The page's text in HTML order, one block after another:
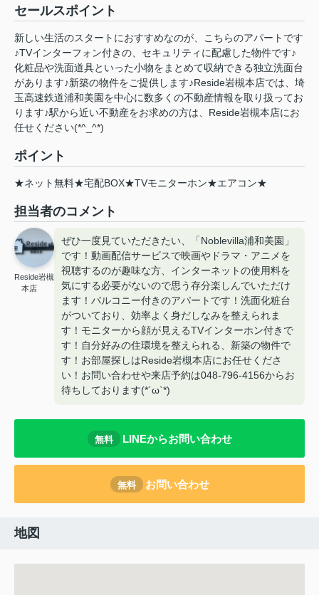
セールスポイント
新しい生活のスタートにおすすめなのが、こちらのアパートです
♪TVインターフォン付きの、セキュリティに配慮した物件です♪
化粧品や洗面道具といった小物をまとめて収納できる独立洗面台
があります♪新築の物件をご提供します♪Reside岩槻本店では、埼
玉高速鉄道浦和美園を中心に数多くの不動産情報を取り扱ってお
ります♪駅から近い不動産をお求めの方は、Reside岩槻本店にお
任せください(*^_^*)
ポイント
★ネット無料★宅配BOX★TVモニターホン★エアコン★
担当者のコメント
Reside岩槻
本店
ぜひ一度見ていただきたい、「Noblevilla浦和美園」
です！動画配信サービスで映画やドラマ・アニメを
視聴するのが趣味な方、インターネットの使用料を
気にする必要がないので思う存分楽しんでいただけ
ます！バルコニー付きのアパートです！洗面化粧台
がついており、効率よく身だしなみを整えられま
す！モニターから顔が見えるTVインターホン付きで
す！自分好みの住環境を整えられる、新築の物件で
す！お部屋探しはReside岩槻本店にお任せくださ
い！お問い合わせや来店予約は048-796-4156からお
待ちしております(*´ω`*)
無料 LINEからお問い合わせ
無料 お問い合わせ
地図